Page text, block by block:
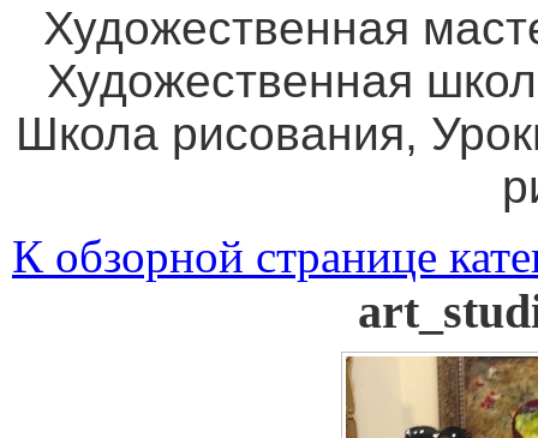
Художественная
Художественная
Школа рисования,
К обзорной странице